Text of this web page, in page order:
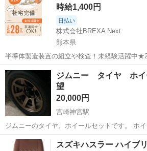
時給1,400円
日払い
株式会社BREXA Next
熊本県
半導体製造装置の組立や検査！未経験活躍中
中★ワンルーム寮完備！赴任旅費会社負担！マ
車場あり！正社員登用あり！《熊本県菊池郡大津町》 人気
仕事 ◇半導体製造装置の組立...
熊本 その他
ジムニー タイヤ ホイ
望
20,000円
宮崎神宮駅
ジムニーのタイヤ、ホイールセットです。 ホ
す。タイヤはノーマルがついてます。 jb23に
イールと交換希望です。 タイヤが使えれば大
宮崎 宮崎市 宮崎神宮駅 タイヤ、
スズキハス